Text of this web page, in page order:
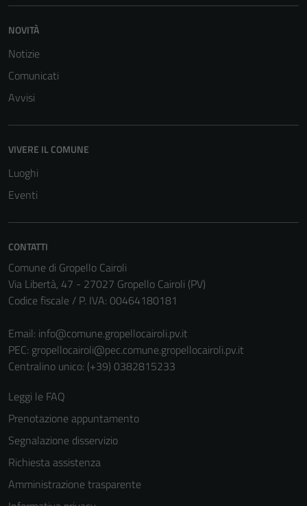
NOVITÀ
Notizie
Comunicati
Avvisi
VIVERE IL COMUNE
Luoghi
Eventi
CONTATTI
Comune di Gropello Cairoli
Via Libertà, 47 - 27027 Gropello Cairoli (PV)
Codice fiscale / P. IVA: 00464180181
Email: info@comune.gropellocairoli.pv.it
PEC: gropellocairoli@pec.comune.gropellocairoli.pv.it
Centralino unico: (+39) 0382815233
Leggi le FAQ
Prenotazione appuntamento
Segnalazione disservizio
Richiesta assistenza
Amministrazione trasparente
del sito e non
possono
disabilitati.
Questi cookie
non raccolgono